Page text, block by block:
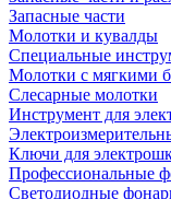
Запасные части
Молотки и кувалды
Специальные
Молотки с мягкими
Слесарные молотки
Инструмент для
Ключи для
Профессиональные
Светодиодные